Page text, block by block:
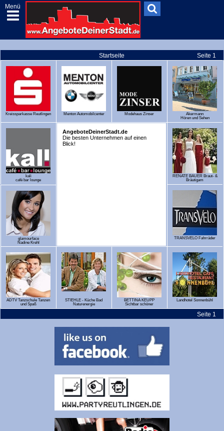
Menü
Startseite Seite 1
Kreissparkasse Reutlingen Menton Automobilcenter Modehaus Zinser
Akermann
Hören und Sehen
kali
café bar lounge
AngeboteDeinerStadt.de
Die besten Unternehmen auf einen
Blick!
RENATE BAUER Braut- &
Bräutigam
glamourface
Nadine Krehl
TRANSVELO Fahrräder
ADTV Tanzschule Tanzen
und Spaß
STIEHLE - Küche Bad
Naturenergie
BETTINA KEUPP
Sichtbar schöner
Landhotel Sonnenbühl
Seite 1